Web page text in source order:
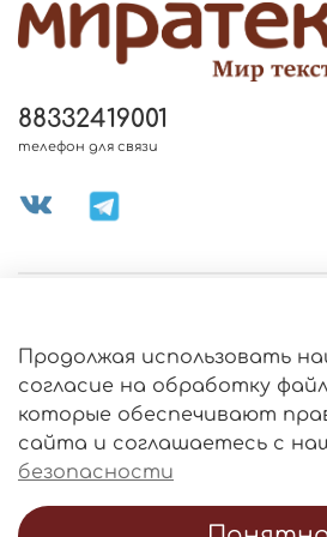
ИНФОРМАЦИЯ
О МАГАЗИНЕ
88332419001
телефон для связи
Продолжая использовать
согласие на обработку
которые обеспечивают
сайта и соглашаетесь с
безопасности